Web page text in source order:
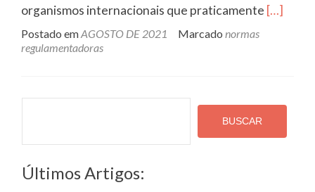
organismos internacionais que praticamente Leia
[…]
Postado emAGOSTO DE 2021 Marcado normas
regulamentadoras
BUSCAR
Últimos Artigos: